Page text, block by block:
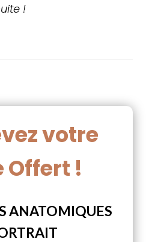
!
votre
Offert !
ANATOMIQUES